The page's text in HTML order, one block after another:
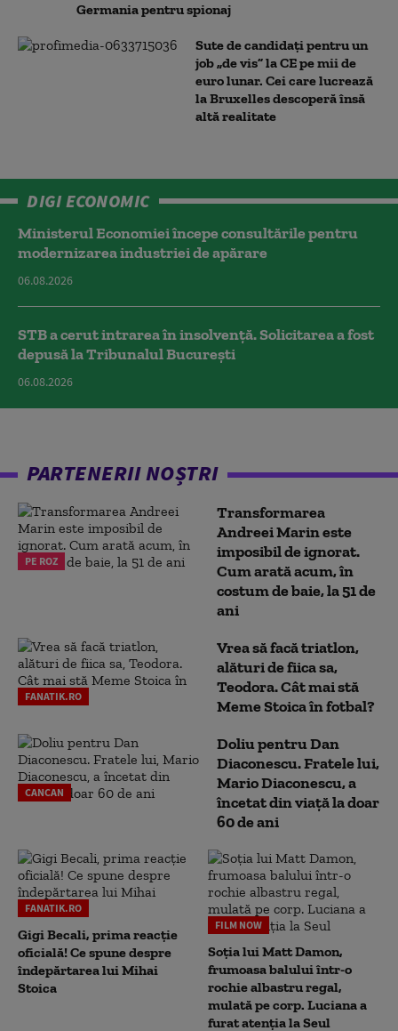
Germania pentru spionaj
Sute de candidați pentru un
job „de vis” la CE pe mii de
euro lunar. Cei care lucrează
la Bruxelles descoperă însă
altă realitate
DIGI ECONOMIC
Ministerul Economiei începe consultările pentru
modernizarea industriei de apărare
06.08.2026
STB a cerut intrarea în insolvență. Solicitarea a fost
depusă la Tribunalul București
06.08.2026
PARTENERII NOȘTRI
PE ROZ
Transformarea
Andreei Marin este
imposibil de ignorat.
Cum arată acum, în
costum de baie, la 51 de
ani
FANATIK.RO
Vrea să facă triatlon,
alături de fiica sa,
Teodora. Cât mai stă
Meme Stoica în fotbal?
CANCAN
Doliu pentru Dan
Diaconescu. Fratele lui,
Mario Diaconescu, a
încetat din viață la doar
60 de ani
FANATIK.RO
Gigi Becali, prima reacție
oficială! Ce spune despre
îndepărtarea lui Mihai
Stoica
FILM NOW
Soția lui Matt Damon,
frumoasa balului într-o
rochie albastru regal,
mulată pe corp. Luciana a
furat atenția la Seul